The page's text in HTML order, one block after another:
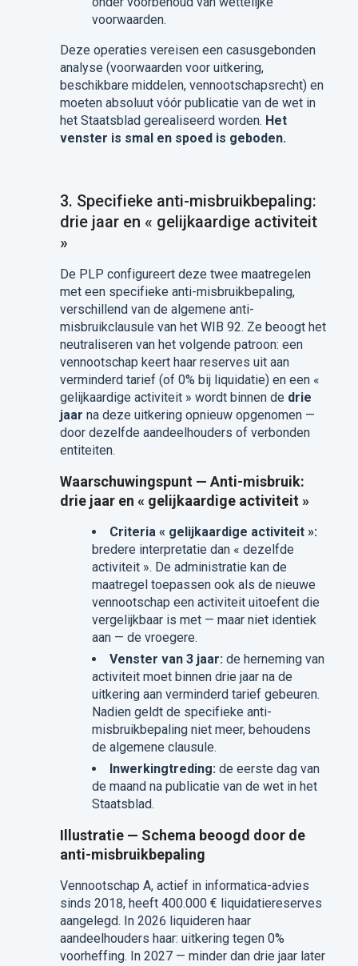
voorwaarden.
Deze operaties vereisen een casusgebonden
analyse (voorwaarden voor uitkering,
beschikbare middelen, vennootschapsrecht) en
moeten absoluut vóór publicatie van de wet in
het Staatsblad gerealiseerd worden. Het
venster is smal en spoed is geboden.
3. Specifieke anti-misbruikbepaling:
drie jaar en « gelijkaardige activiteit
»
De PLP configureert deze twee maatregelen
met een specifieke anti-misbruikbepaling,
verschillend van de algemene anti-
misbruikclausule van het WIB 92. Ze beoogt het
neutraliseren van het volgende patroon: een
vennootschap keert haar reserves uit aan
verminderd tarief (of 0% bij liquidatie) en een «
gelijkaardige activiteit » wordt binnen de drie
jaar na deze uitkering opnieuw opgenomen —
door dezelfde aandeelhouders of verbonden
entiteiten.
Waarschuwingspunt — Anti-misbruik:
drie jaar en « gelijkaardige activiteit »
Criteria « gelijkaardige activiteit »:
bredere interpretatie dan « dezelfde
activiteit ». De administratie kan de
maatregel toepassen ook als de nieuwe
vennootschap een activiteit uitoefent die
vergelijkbaar is met — maar niet identiek
aan — de vroegere.
Venster van 3 jaar: de herneming van
activiteit moet binnen drie jaar na de
uitkering aan verminderd tarief gebeuren.
Nadien geldt de specifieke anti-
misbruikbepaling niet meer, behoudens
de algemene clausule.
Inwerkingtreding: de eerste dag van
de maand na publicatie van de wet in het
Staatsblad.
Illustratie — Schema beoogd door de
anti-misbruikbepaling
Vennootschap A, actief in informatica-advies
sinds 2018, heeft 400.000 € liquidatiereserves
aangelegd. In 2026 liquideren haar
aandeelhouders haar: uitkering tegen 0%
voorheffing. In 2027 — minder dan drie jaar later